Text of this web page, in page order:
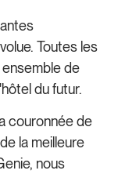
Toutes les
de
du futur.
couronnée de
la meilleure
nous